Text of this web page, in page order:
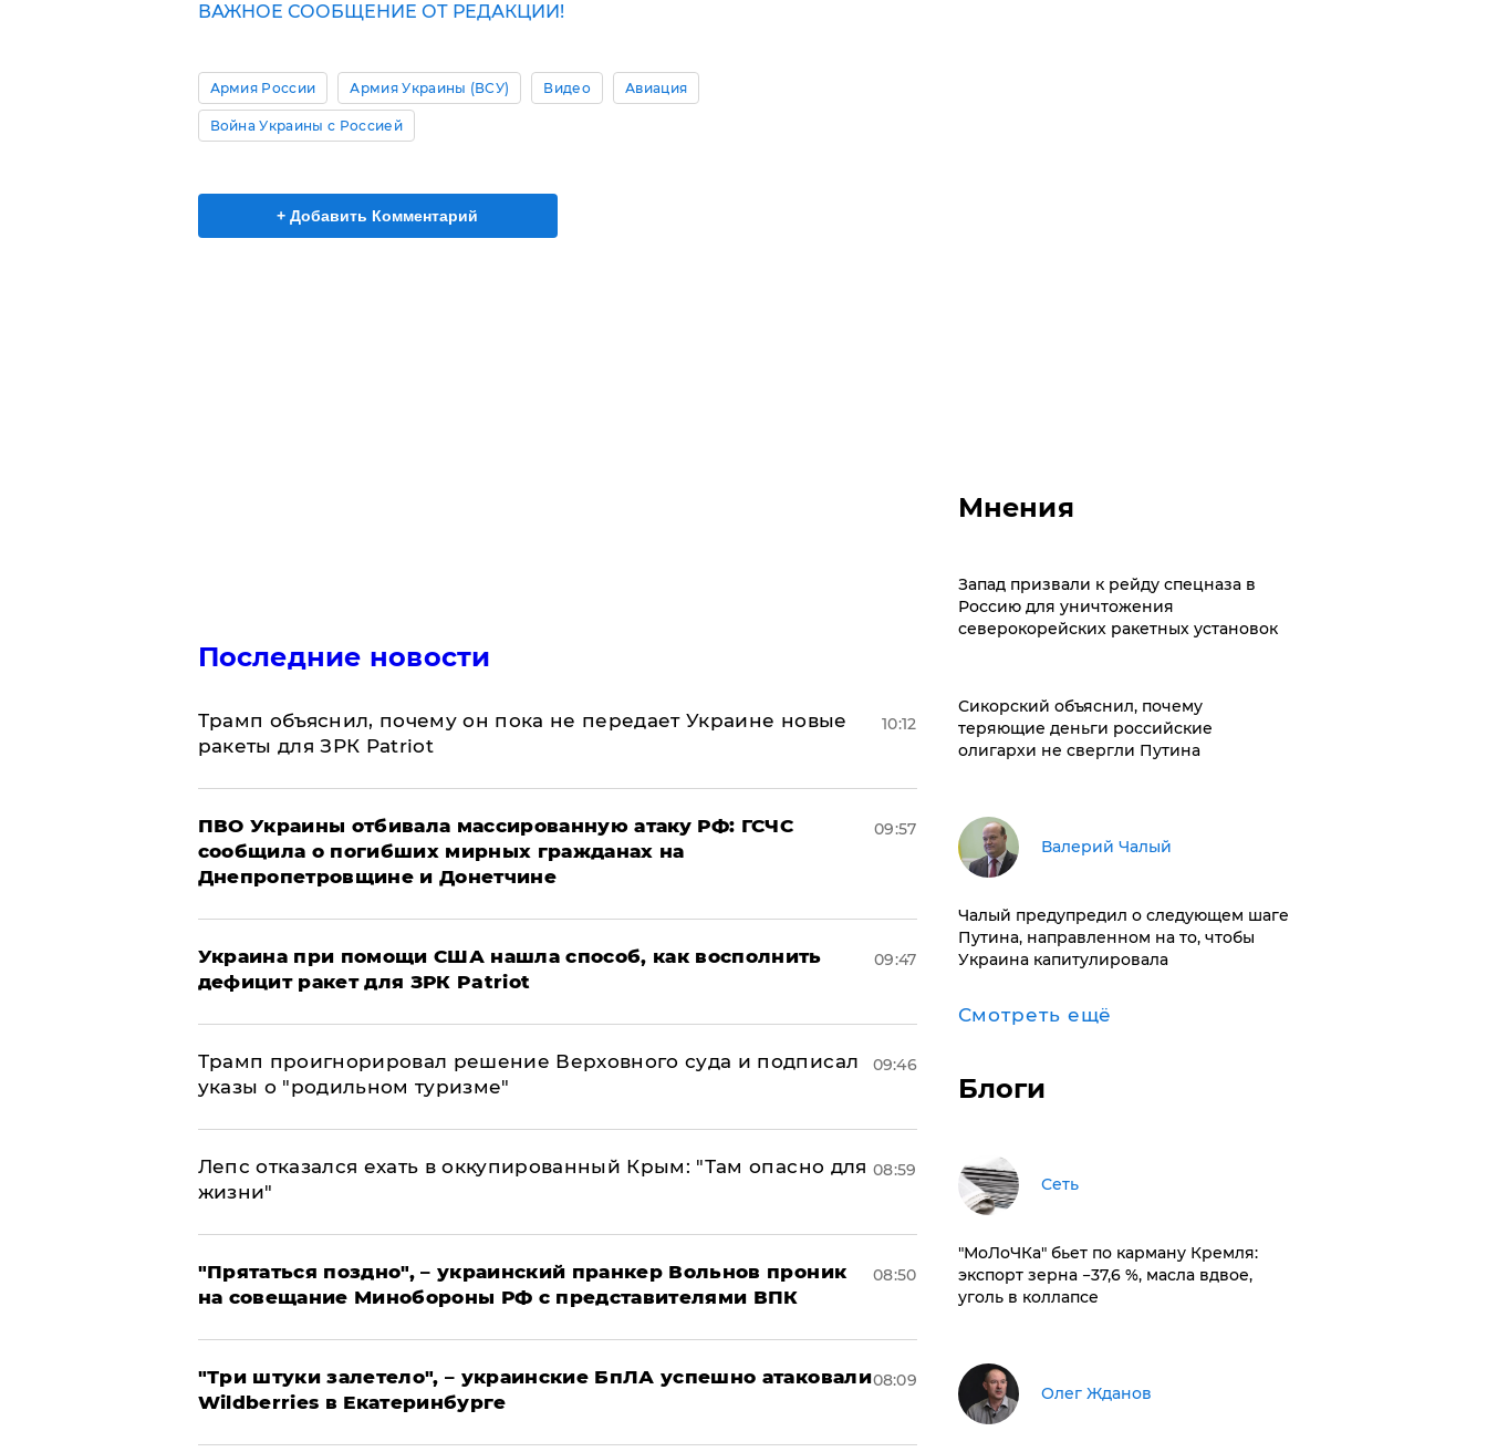
ВАЖНОЕ СООБЩЕНИЕ ОТ РЕДАКЦИИ!
Армия России Армия Украины (ВСУ) Видео Авиация
Война Украины с Россией
+ Добавить Комментарий
Последние новости
Трамп объяснил, почему он пока не передает Украине новые
ракеты для ЗРК Patriot
10:12
ПВО Украины отбивала массированную атаку РФ: ГСЧС
сообщила о погибших мирных гражданах на
Днепропетровщине и Донетчине
09:57
Украина при помощи США нашла способ, как восполнить
дефицит ракет для ЗРК Patriot
09:47
Трамп проигнорировал решение Верховного суда и подписал
указы о "родильном туризме"
09:46
Лепс отказался ехать в оккупированный Крым: "Там опасно для
жизни"
08:59
"Прятаться поздно", – украинский пранкер Вольнов проник
на совещание Минобороны РФ с представителями ВПК
08:50
"Три штуки залетело", – украинские БпЛА успешно атаковали
Wildberries в Екатеринбурге
08:09
Мнения
Запад призвали к рейду спецназа в
Россию для уничтожения
северокорейских ракетных установок
Сикорский объяснил, почему
теряющие деньги российские
олигархи не свергли Путина
Валерий Чалый
Чалый предупредил о следующем шаге
Путина, направленном на то, чтобы
Украина капитулировала
Смотреть ещё
Блоги
Сеть
​"МоЛоЧКа" бьет по карману Кремля:
экспорт зерна −37,6 %, масла вдвое,
уголь в коллапсе
Олег Жданов